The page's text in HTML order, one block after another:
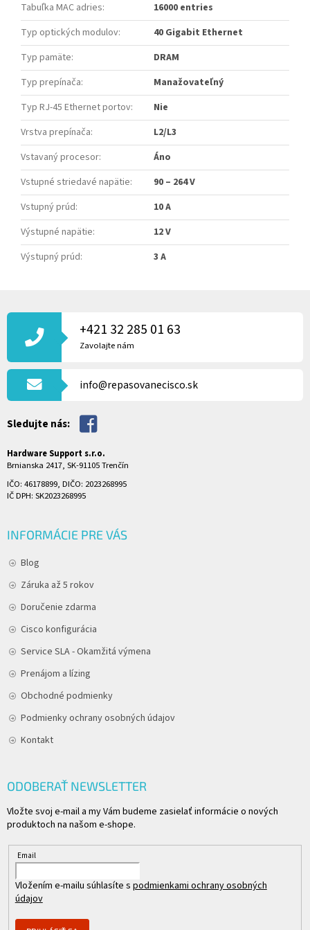
Tabuľka MAC adries:
16000 entries
Typ optických modulov:
40 Gigabit Ethernet
Typ pamäte:
DRAM
Typ prepínača:
Manažovateľný
Typ RJ-45 Ethernet portov:
Nie
Vrstva prepínača:
L2/L3
Vstavaný procesor:
Áno
Vstupné striedavé napätie:
90 – 264 V
Vstupný prúd:
10 A
Výstupné napätie:
12 V
Výstupný prúd: 3 A
Á
T
+421 32 285 01 63
Zavolajte nám
info@repasovanecisco.sk
Sledujte nás:
Hardware Support s.r.o.
Brnianska 2417, SK-91105 Trenčín
IČO: 46178899, DIČO: 2023268995
IČ DPH: SK2023268995
INFORMÁCIE PRE VÁS
Blog
Záruka až 5 rokov
Doručenie zdarma
Cisco konfigurácia
Service SLA - Okamžitá výmena
Prenájom a lízing
Obchodné podmienky
Podmienky ochrany osobných údajov
Kontakt
ODOBERAŤ NEWSLETTER
Vložte svoj e-mail a my Vám budeme zasielať informácie o nových
produktoch na našom e-shope.
Email
Vložením e-mailu súhlasíte s podmienkami ochrany osobných
údajov